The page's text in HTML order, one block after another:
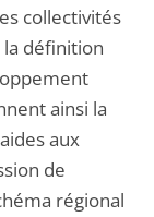
collectivités
définition
ainsi la
aux
de
régional